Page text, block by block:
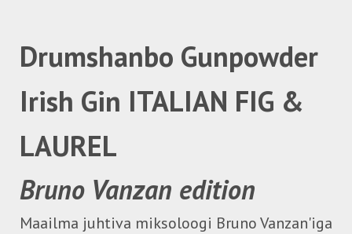
Drumshanbo Gunpowder
Irish Gin ITALIAN FIG &
LAUREL
Bruno Vanzan edition
Maailma juhtiva miksoloogi Bruno Vanzan'iga